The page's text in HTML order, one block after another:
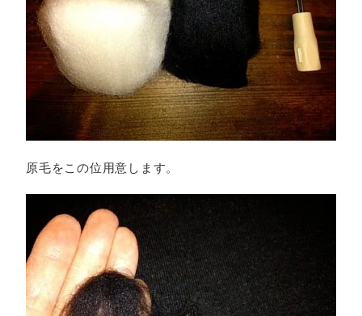
原毛をこの位用意します。